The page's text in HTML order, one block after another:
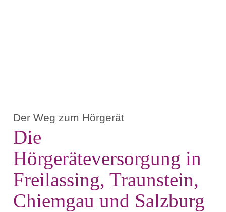
Der Weg zum Hörgerät
Die
Hörgeräteversorgung in
Freilassing, Traunstein,
Chiemgau und Salzburg